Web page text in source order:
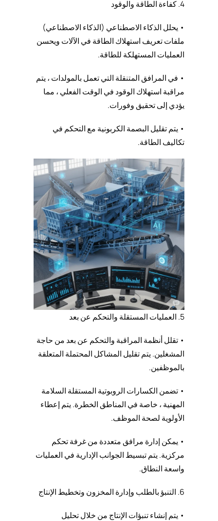
4. كفاءة الطاقة والوقود
• يحلل الذكاء الاصطناعي (الذكاء الاصطناعي)
ملفات تعريف استهلاك الطاقة في الآلات ويحسن
العمليات المستهلكة للطاقة.
• في المرافق المتنقلة التي تعمل بالمولدات ، يتم
مراقبة استهلاك الوقود في الوقت الفعلي ، مما
يؤدي إلى تحقيق وفورات.
• يتم تقليل البصمة الكربونية مع التحكم في
تكاليف الطاقة.
5. العمليات المستقلة والتحكم عن بعد
• تقلل أنظمة المراقبة والتحكم عن بعد من حاجة
المشغلين. يتم تقليل المشاكل المحتملة المتعلقة
بالموظفين.
• تضمن الكسارات الروبوتية المستقلة السلامة
المهنية ، خاصة في المناطق الخطرة. يتم إعطاء
الأولوية لصحة الموظف.
• يمكن إدارة مرافق متعددة من غرفة تحكم
مركزية. يتم تبسيط الجوانب الإدارية في العمليات
واسعة النطاق.
6. التنبؤ بالطلب وإدارة المخزون وتخطيط الإنتاج
• يتم إنشاء تنبؤات الإنتاج من خلال تحليل